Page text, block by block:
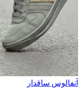
آنفالوس ساقدار